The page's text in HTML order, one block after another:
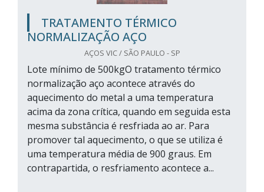
TRATAMENTO TÉRMICO
NORMALIZAÇÃO AÇO
AÇOS VIC / SÃO PAULO - SP
Lote mínimo de 500kgO tratamento térmico
normalização aço acontece através do
aquecimento do metal a uma temperatura
acima da zona crítica, quando em seguida esta
mesma substância é resfriada ao ar. Para
promover tal aquecimento, o que se utiliza é
uma temperatura média de 900 graus. Em
contrapartida, o resfriamento acontece a...